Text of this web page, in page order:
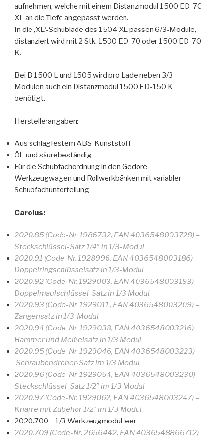
aufnehmen, welche mit einem Distanzmodul 1500 ED-70
XL an die Tiefe angepasst werden.
In die ‚XL‘-Schublade des 1504 XL passen 6/3-Module,
distanziert wird mit 2 Stk. 1500 ED-70 oder 1500 ED-70
K.
Bei B 1500 L und 1505 wird pro Lade neben 3/3-
Modulen auch ein Distanzmodul 1500 ED-150 K
benötigt.
Herstellerangaben:
Aus schlagfestem ABS-Kunststoff
Öl- und säurebeständig
Für die Schubfachordnung in den Gedore
Werkzeugwagen und Rollwerkbänken mit variabler
Schubfachunterteilung
Carolus:
2020.85 (Code-Nr. 1986732, EAN 4036548003728) –
Steckschlüssel-Satz 1/4″ in 1/3-Modul
2020.91 (Code-Nr. 1928996, EAN 4036548003186) –
Doppelringschlüsselsatz in 1/3-Modul
2020.92 (Code-Nr. 1929003, EAN 4036548003193) –
Doppelmaulschlüssel-Satz in 1/3 Modul
2020.93 (Code-Nr. 1929011 , EAN 4036548003209) –
Zangensatz in 1/3-Modul
2020.94 (Code-Nr. 1929038, EAN 4036548003216) –
Hammer und Meißelsatz in 1/3 Modul
2020.95 (Code-Nr. 1929046, EAN 4036548003223) –
Schraubendreher-Satz im 1/3 Modul
2020.96 (Code-Nr. 1929054, EAN 4036548003230) –
Steckschlüssel-Satz 1/2″ im 1/3 Modul
2020.97 (Code-Nr. 1929062, EAN 4036548003247) –
Knarre mit Zubehör 1/2″ im 1/3 Modul
2020.700 – 1/3 Werkzeugmodul leer
2020.709 (Code-Nr. 2656442, EAN 4036548866712)